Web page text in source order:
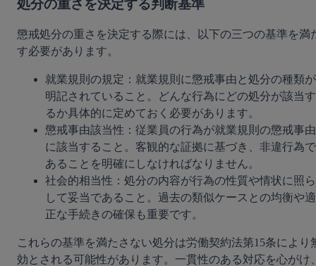
処分の重さを決定する判断基準
懲戒処分の重さを決定する際には、以下の三つの基準を満
す必要があります。
就業規則の規定：就業規則に懲戒事由と処分の種類が
明記されていること。どんな行為にどの処分が該当す
るか具体的に定めておく必要があります。
懲戒事由該当性：従業員の行為が就業規則の懲戒事由
に該当すること。客観的な証拠に基づき、非違行為で
あることを明確にしなければなりません。
社会的相当性：処分の内容が行為の性質や情状に照ら
して妥当であること。過去の類似ケースとの均衡や適
正な手続きの確保も重要です。
これらの基準を満たさない処分は労働契約法第15条により
効とされる可能性があります。一貫性のある対応を心がけ